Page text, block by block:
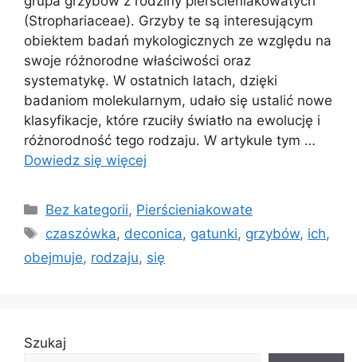
(Strophariaceae). Grzyby te są interesującym
obiektem badań mykologicznych ze względu na
swoje różnorodne właściwości oraz
systematykę. W ostatnich latach, dzięki
badaniom molekularnym, udało się ustalić nowe
klasyfikacje, które rzuciły światło na ewolucję i
różnorodność tego rodzaju. W artykule tym …
Dowiedz się więcej
Kategorie
Bez kategorii, Pierścieniakowate
Tagi
czaszówka, deconica, gatunki, grzybów, ich,
obejmuje, rodzaju, się
Szukaj